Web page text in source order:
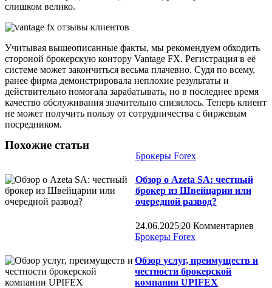
слишком велико.
Учитывая вышеописанные факты, мы рекомендуем обходить
стороной брокерскую контору Vantage FX. Регистрация в её
системе может закончиться весьма плачевно. Судя по всему,
ранее фирма демонстрировала неплохие результаты и
действительно помогала зарабатывать, но в последнее время
качество обслуживания значительно снизилось. Теперь клиент
не может получить пользу от сотрудничества с биржевым
посредником.
Похожие статьи
Брокеры Forex
Обзор о Azeta SA: честный
брокер из Швейцарии или
очередной развод?
24.06.2025|20 Комментариев
Брокеры Forex
Обзор услуг, преимуществ и
честности брокерской
компании UPIFEX